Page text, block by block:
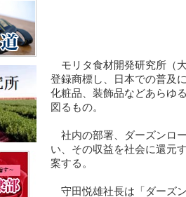
モリタ食材開発研究所（
登録商標し、日本での普及
化粧品、装飾品などあらゆ
図るもの。
社内の部署、ダーズンロ
い、その収益を社会に還元
案する。
守田悦雄社長は「ダーズ